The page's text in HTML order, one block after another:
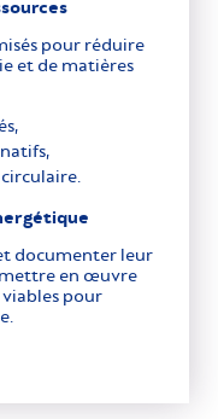
pour réduire
et de matières
documenter leur
en œuvre
pour